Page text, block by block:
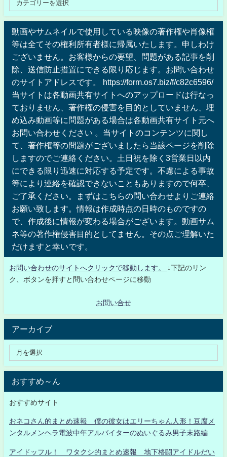
動画やサムネイルで使用している映像の著作権や肖像権
等は全てその権利所有者様に帰属いたします。申しわけ
ございません。お客様からの要望、問題がある記事を削
除、送信防止措置にできる限り応じます。お問い合わせ
のサイトアドレスです。 https://form.os7.biz/f/c82c6596/
当サイトは各動画共有サイトへのアップロードは行なっ
ておりません、著作権の侵害を目的としていません、埋
め込み動画等に問題がある場合は各動画共有サイト元へ
お問い合わせください 。当サイトのコンテンツに関し
て、著作権等の問題がございましたら当該ページを削除
しますのでご連絡ください。土日祝を除く3営業日以内
にできる限り迅速に対応する予定です。不慮による事故
等により連絡を確認できないこともありますので何卒、
ご了承ください。まずはこちらの問い合わせよりご連絡
お願い致します。情報は作成時点の日時のものですの
で、作成後に情報が変わる場合がございます。動画サム
ネ等の著作権侵害目的としてません。その点ご理解いた
だけますと幸いです。
お問い合わせのサイトへクリックで移動します。
↓下記のリン
ク、ボタンを押すと問い合わせページに移動
お問い合せ
アーカイブ
おすすめ～ん
おすすめサイト
おネコさん的まとめ速報 僕の彼女はエリーちゃん人形！豆腐メ
ンタルメンヘラ電波中年アルバイターのぬいぐるみ男子末路編
アイドッフル！ ワタクシ的まとめ速報 地下格闘アイドルだい